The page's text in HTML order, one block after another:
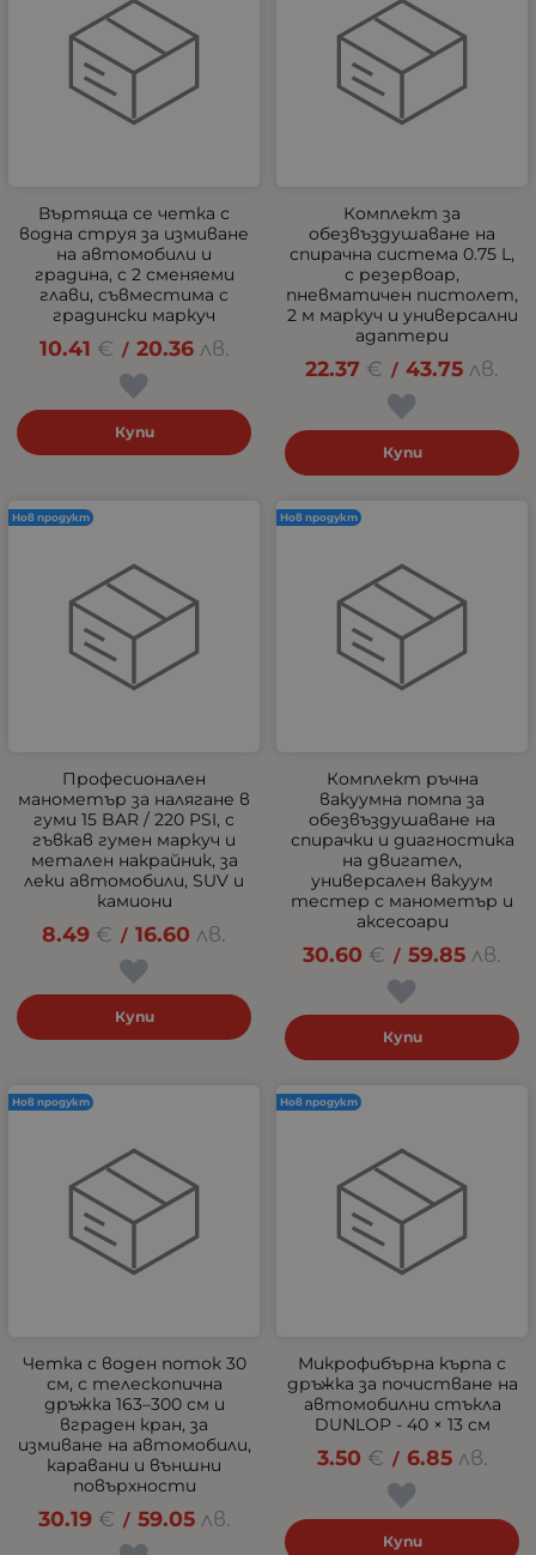
Въртяща се четка с
водна струя за измиване
на автомобили и
градина, с 2 сменяеми
глави, съвместима с
градински маркуч
10.41 € / 20.36 лв.
Купи
Комплект за
обезвъздушаване на
спирачна система 0.75 L,
с резервоар,
пневматичен пистолет,
2 м маркуч и универсални
адаптери
22.37 € / 43.75 лв.
Купи
Професионален
манометър за налягане в
гуми 15 BAR / 220 PSI, с
гъвкав гумен маркуч и
метален накрайник, за
леки автомобили, SUV и
камиони
8.49 € / 16.60 лв.
Купи
Нов продукт
Комплект ръчна
вакуумна помпа за
обезвъздушаване на
спирачки и диагностика
на двигател,
универсален вакуум
тестер с манометър и
аксесоари
30.60 € / 59.85 лв.
Купи
Нов продукт
Четка с воден поток 30
см, с телескопична
дръжка 163–300 см и
вграден кран, за
измиване на автомобили,
каравани и външни
повърхности
30.19 € / 59.05 лв.
Нов продукт
Микрофибърна кърпа с
дръжка за почистване на
автомобилни стъкла
DUNLOP - 40 × 13 см
3.50 € / 6.85 лв.
Купи
Нов продукт